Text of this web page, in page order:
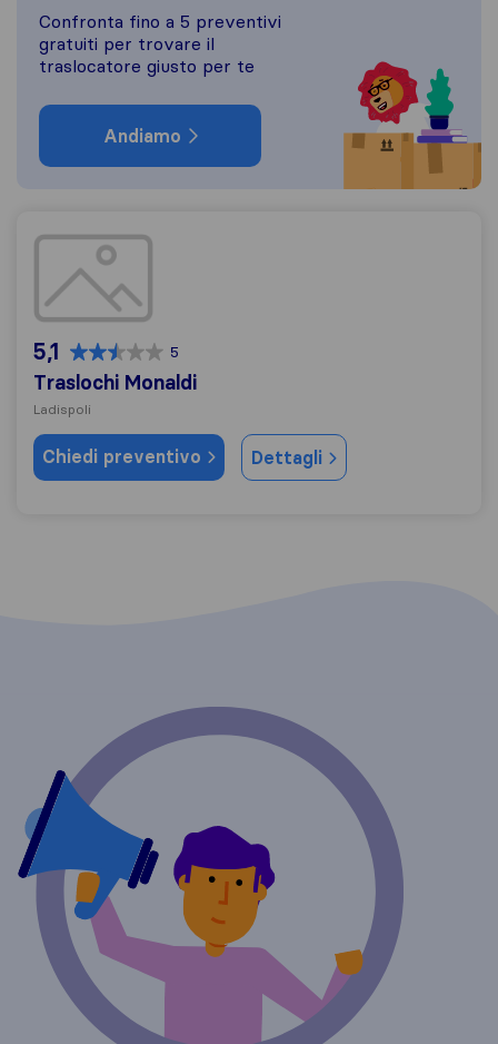
Confronta fino a 5 preventivi
gratuiti per trovare il
traslocatore giusto per te
Andiamo
Traslochi Monaldi
5,1 5
Traslochi Monaldi
Ladispoli
Chiedi preventivo Dettagli